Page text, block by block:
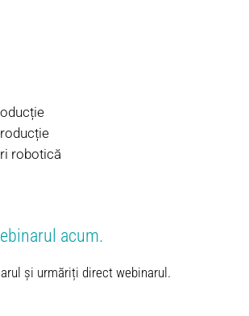
robotică
acum.
și urmăriți direct webinarul.